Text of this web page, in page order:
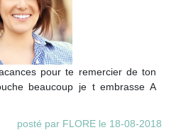
pour te remercier de ton
beaucoup je t embrasse A
posté par FLORE le 18-08-2018